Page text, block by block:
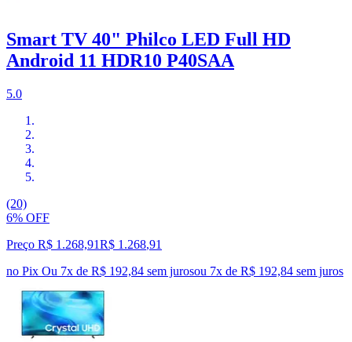
Smart TV 40" Philco LED Full HD
Android 11 HDR10 P40SAA
5.0
(20)
6% OFF
Preço R$ 1.268,91R$ 1.268,91
no Pix Ou 7x de R$ 192,84 sem jurosou 7x de R$ 192,84 sem juros